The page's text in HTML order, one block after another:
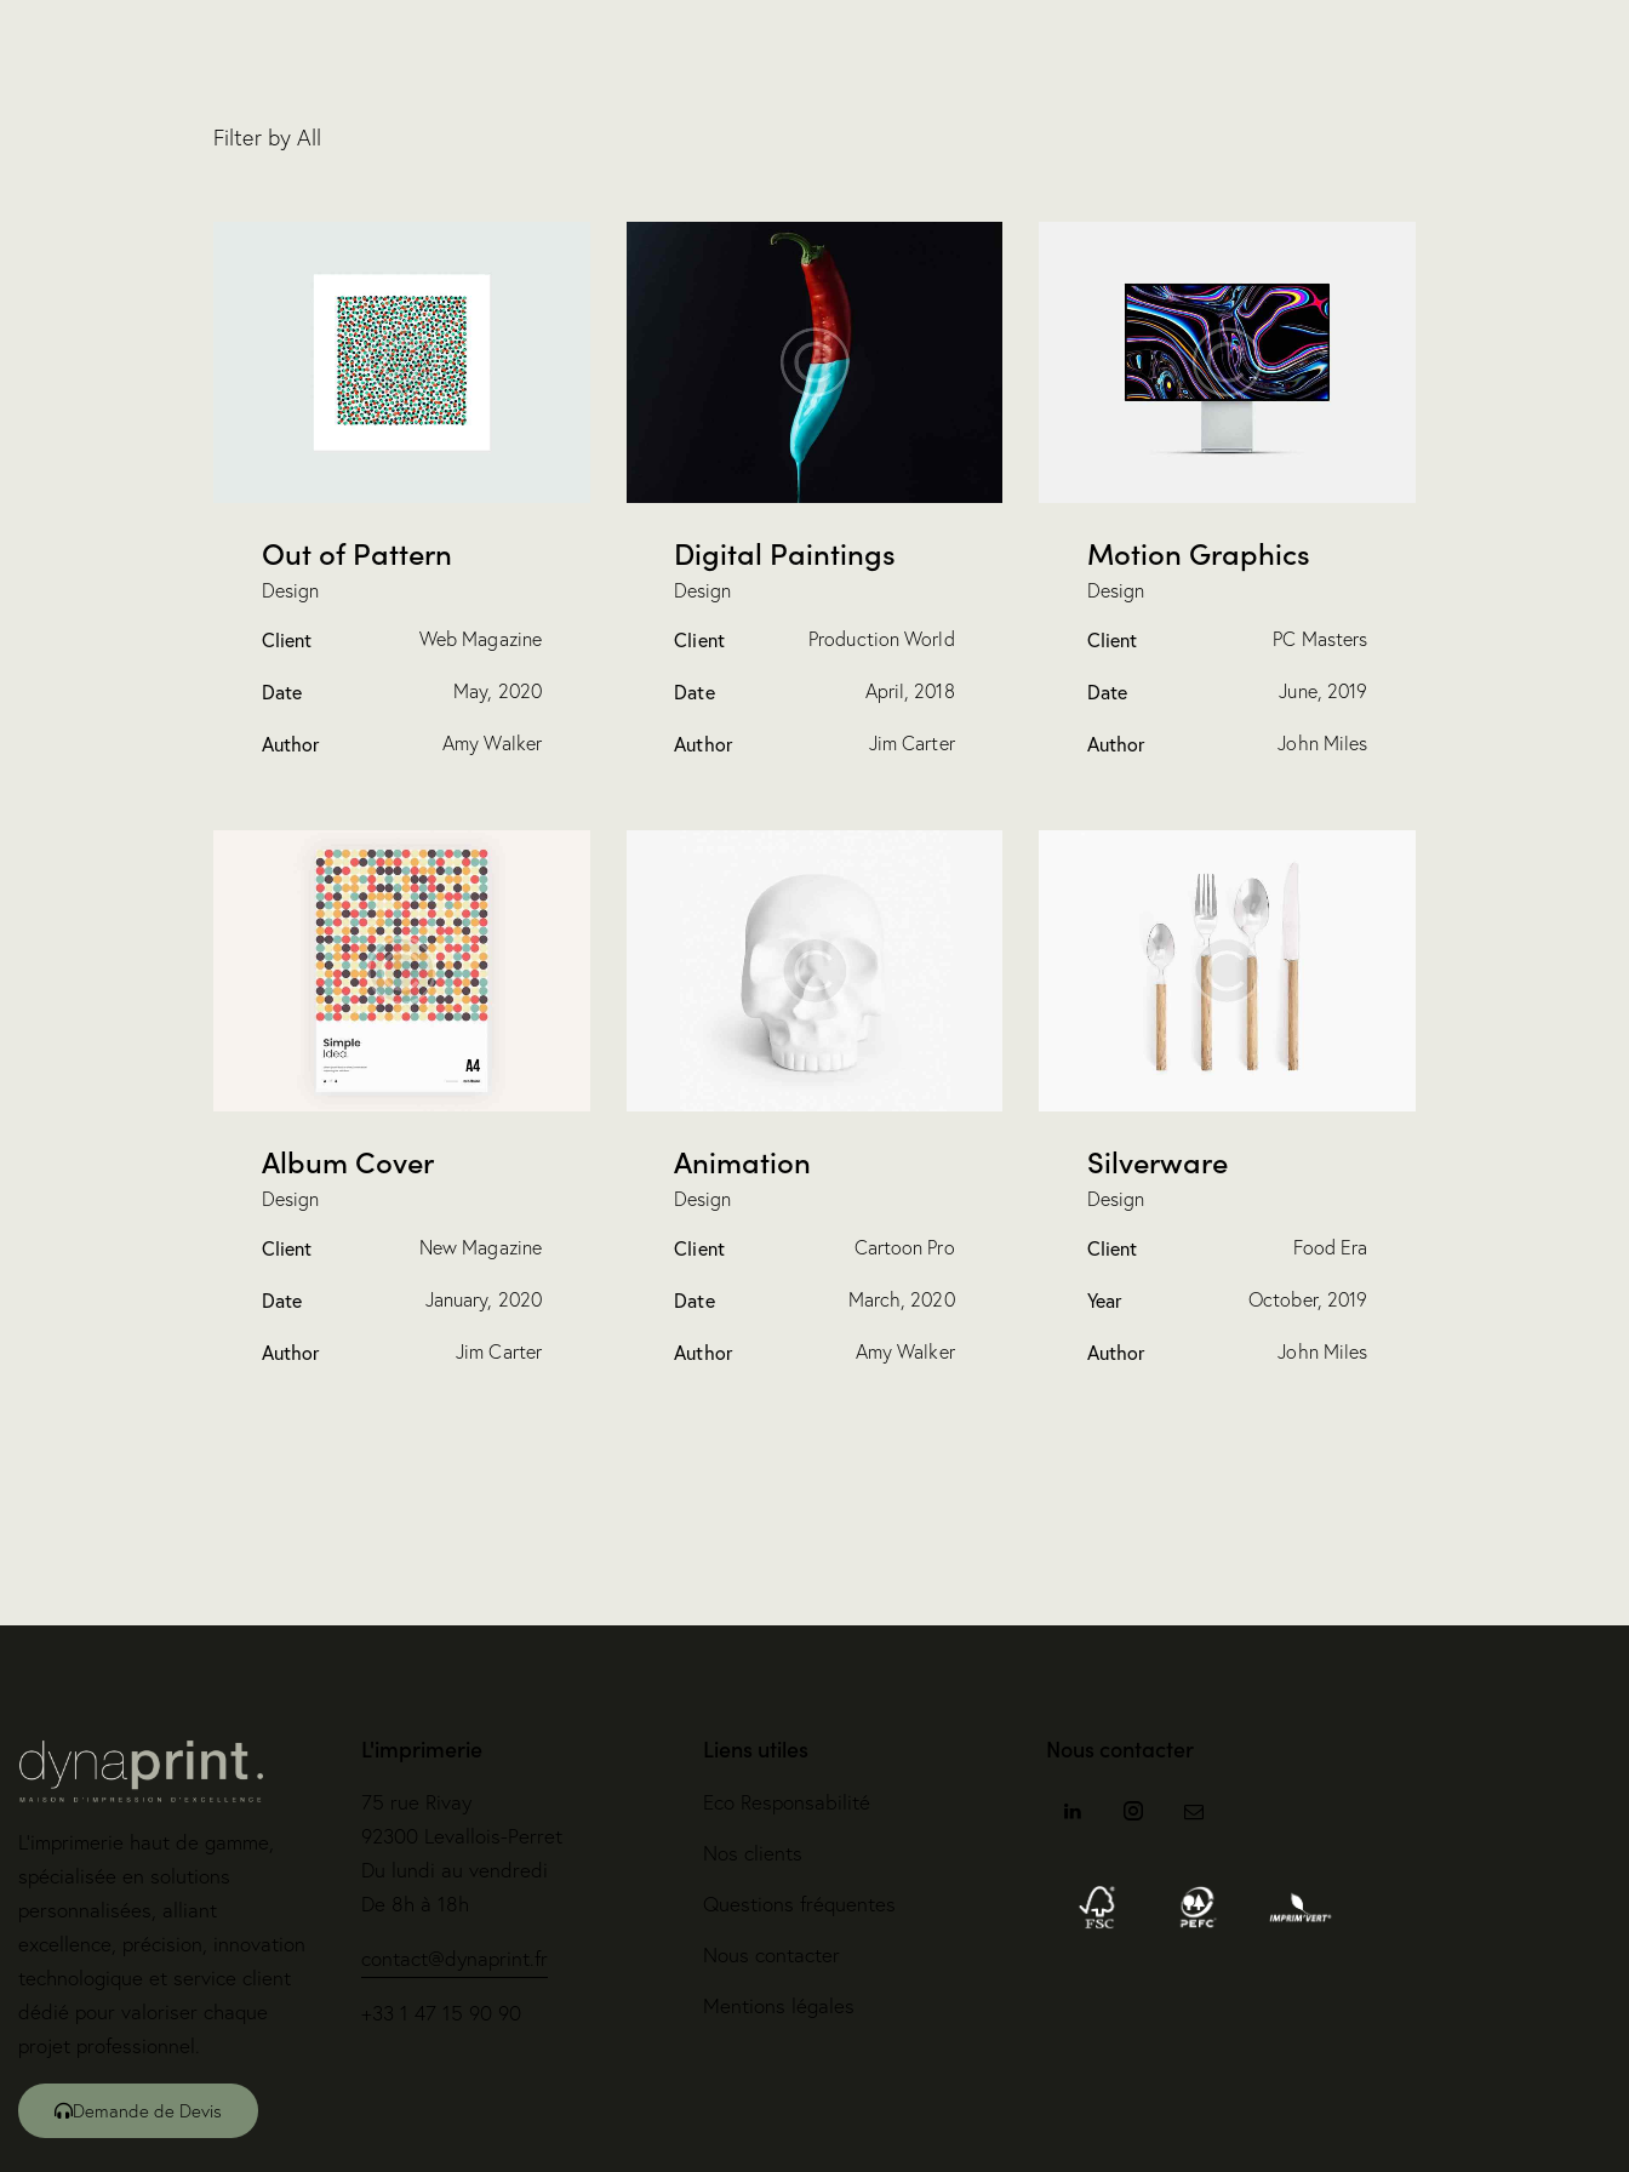
Filter by All
Out of Pattern
Design
Client Web Magazine
Date May, 2020
Author Amy Walker
Digital Paintings
Design
Client Production World
Date April, 2018
Author Jim Carter
Motion Graphics
Design
Client PC Masters
Date June, 2019
Author John Miles
Album Cover
Design
Client New Magazine
Date January, 2020
Author Jim Carter
Animation
Design
Client Cartoon Pro
Date March, 2020
Author Amy Walker
Silverware
Design
Client Food Era
Year October, 2019
Author John Miles
L’imprimerie haut de gamme,
spécialisée en solutions
personnalisées, alliant
excellence, précision, innovation
technologique et service client
dédié pour valoriser chaque
projet professionnel.
Demande de Devis
L'imprimerie
75 rue Rivay
92300 Levallois-Perret
Du lundi au vendredi
De 8h à 18h
contact@dynaprint.fr
+33 1 47 15 90 90
Liens utiles
Eco Responsabilité
Nos clients
Questions fréquentes
Nous contacter
Mentions légales
Nous contacter